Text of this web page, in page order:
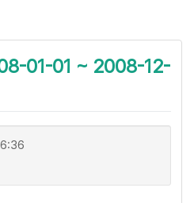
01-01 ~ 2008-12-